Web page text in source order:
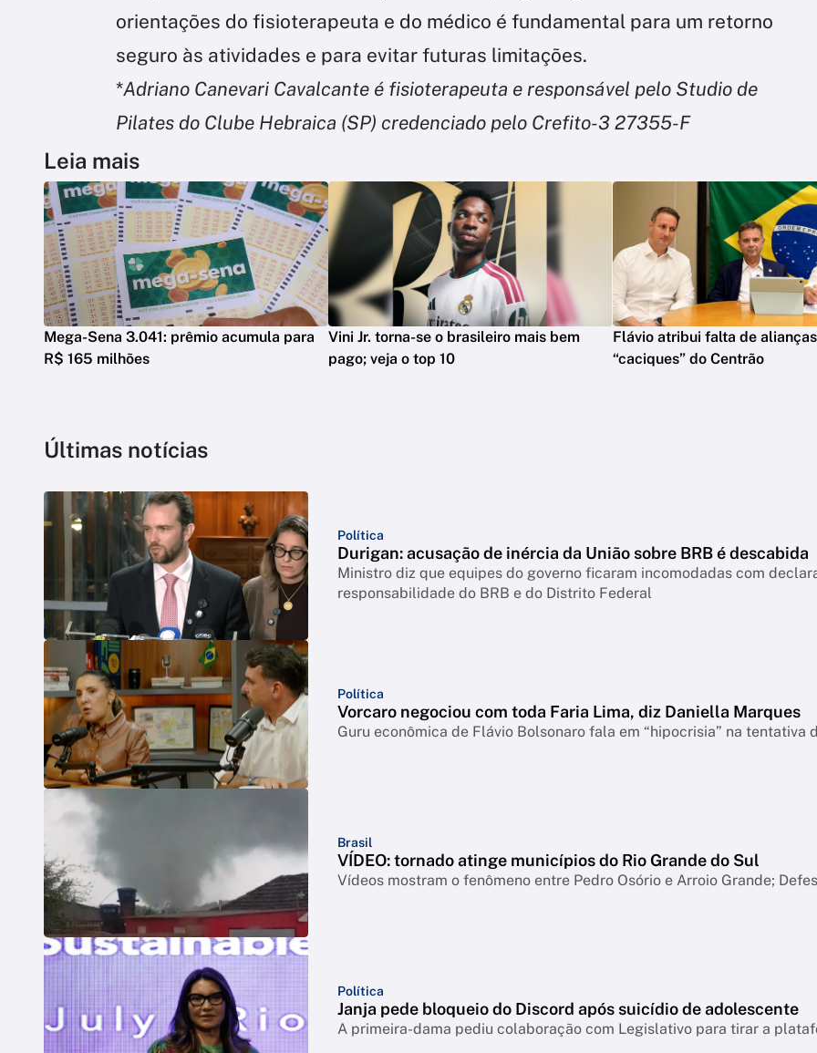
orientações do fisioterapeuta e do médico é fundamental para um retorno
seguro às atividades e para evitar futuras limitações.
*Adriano Canevari Cavalcante é fisioterapeuta e responsável pelo Studio de
Pilates do Clube Hebraica (SP) credenciado pelo Crefito-3 27355-F
Leia mais
Mega-Sena 3.041: prêmio acumula para
R$ 165 milhões
Vini Jr. torna-se o brasileiro mais bem
pago; veja o top 10
Flávio atribui falta de
“caciques” do Centrão
Últimas notícias
Política
Durigan: acusação de inércia da União sobre BRB é descabida
Ministro diz que equipes do governo ficaram incomodadas com
responsabilidade do BRB e do Distrito Federal
Política
Vorcaro negociou com toda Faria Lima, diz Daniella Marques
Guru econômica de Flávio Bolsonaro fala em “hipocrisia” na tentativa
Brasil
VÍDEO: tornado atinge municípios do Rio Grande do Sul
Vídeos mostram o fenômeno entre Pedro Osório e Arroio Grande;
Política
Janja pede bloqueio do Discord após suicídio de adolescente
A primeira-dama pediu colaboração com Legislativo para tirar a